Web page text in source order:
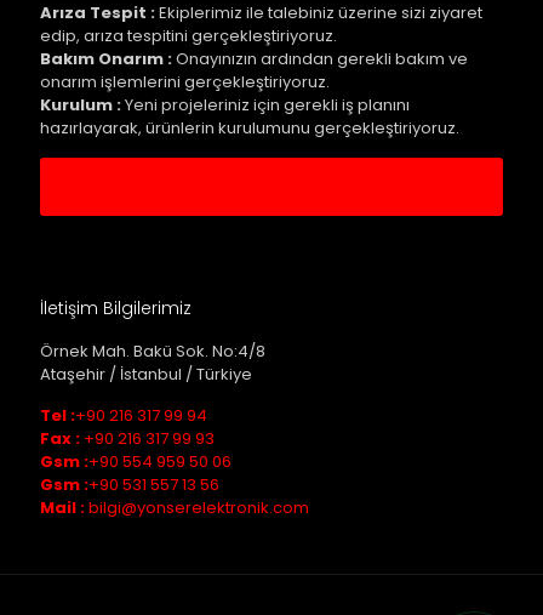
Arıza Tespit :Ekiplerimiz ile talebiniz üzerine sizi ziyaret
edip, arıza tespitini gerçekleştiriyoruz.
Bakım Onarım :Onayınızın ardından gerekli bakım ve
onarım işlemlerini gerçekleştiriyoruz.
Kurulum :Yeni projeleriniz için gerekli iş planını
hazırlayarak, ürünlerin kurulumunu gerçekleştiriyoruz.
İletişim Bilgilerimiz
Örnek Mah. Bakü Sok. No:4/8
Ataşehir / İstanbul / Türkiye
Tel :+90 216 317 99 94
Fax : +90 216 317 99 93
Gsm :+90 554 959 50 06
Gsm :+90 531 557 13 56
Mail :bilgi@yonserelektronik.com